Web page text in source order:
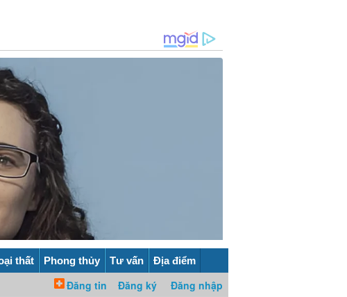
thất Phong thủy Tư vấn Địa điểm